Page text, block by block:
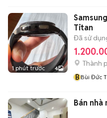
1 phút trước 4
Titan
Đã sử
Thành
BBùi Đức
Bán nhà